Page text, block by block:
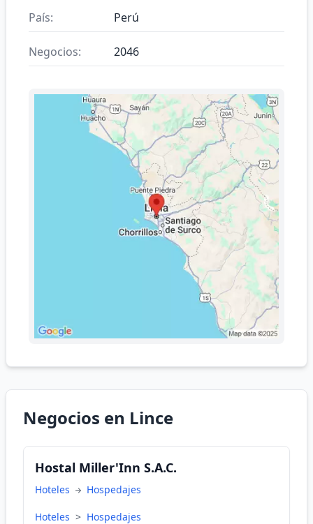
País: Perú
Negocios: 2046
Negocios en Lince
Hostal Miller'Inn S.A.C.
Hoteles Hospedajes
Hoteles > Hospedajes